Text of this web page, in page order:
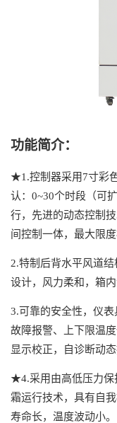
功能简介：
★1.控制器采用7寸彩
认： 0~30个时段（可
行，先进的动态控制
间控制一体，最大限
2.特制后背水平风道结
设计，风力柔和，箱内
3.可靠的安全性，仪
故障报警、上下限温
显示校正，自诊断动态
★4.采用由高低压力
霜运行技术，具有自
寿命长，温度波动小。